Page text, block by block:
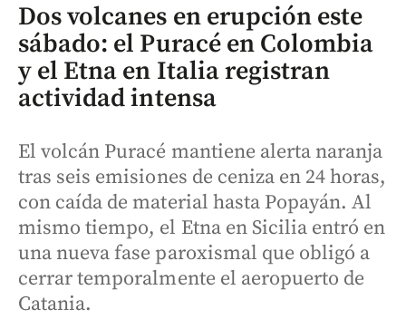
Dos volcanes en erupción este
sábado: el Puracé en Colombia
y el Etna en Italia registran
actividad intensa
El volcán Puracé mantiene alerta naranja
tras seis emisiones de ceniza en 24 horas,
con caída de material hasta Popayán. Al
mismo tiempo, el Etna en Sicilia entró en
una nueva fase paroxismal que obligó a
cerrar temporalmente el aeropuerto de
Catania.